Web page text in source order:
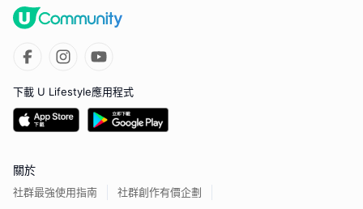
下載 U Lifestyle應用程式
關於
社群最強使用指南
社群創作有價企劃